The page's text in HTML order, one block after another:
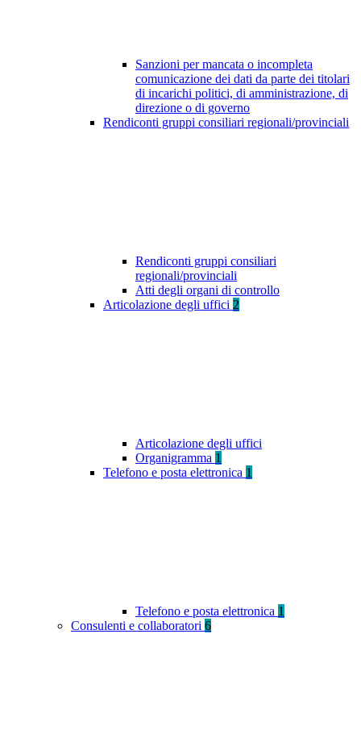
Sanzioni per mancata o incompleta
comunicazione dei dati da parte dei titolari
di incarichi politici, di amministrazione, di
direzione o di governo
Rendiconti gruppi consiliari regionali/provinciali
Rendiconti gruppi consiliari
regionali/provinciali
Atti degli organi di controllo
Articolazione degli uffici 2
Articolazione degli uffici
Organigramma 1
Telefono e posta elettronica 1
Telefono e posta elettronica 1
Consulenti e collaboratori 6